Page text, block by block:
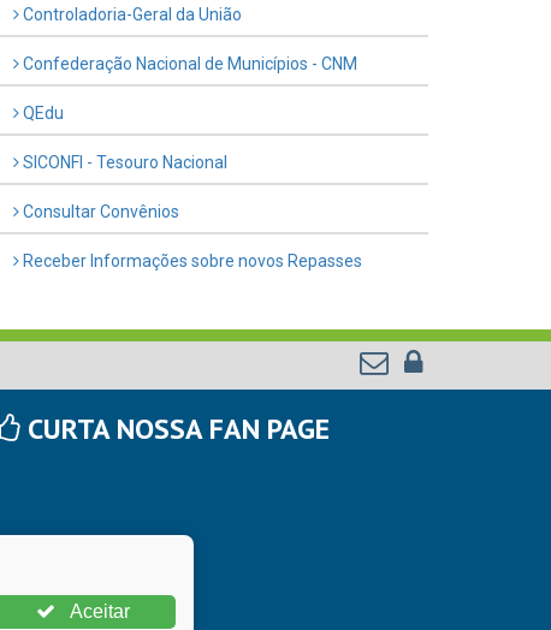
Controladoria-Geral da União
Confederação Nacional de Municípios - CNM
QEdu
SICONFI - Tesouro Nacional
Consultar Convênios
Receber Informações sobre novos Repasses
CURTA NOSSA FAN PAGE
Aceitar